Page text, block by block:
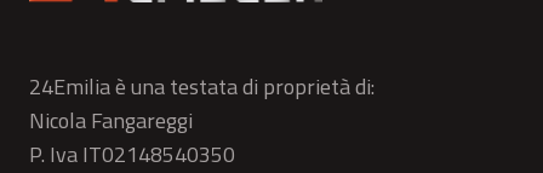
24Emilia è una testata di proprietà di:
Nicola Fangareggi
P. Iva IT02148540350